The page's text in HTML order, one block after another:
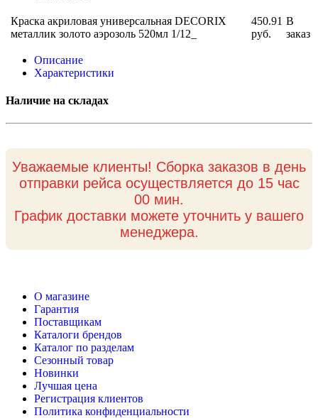
Краска акриловая универсальная DECORIX
металлик золото аэрозоль 520мл 1/12_
450.91
руб.
В
заказ
Описание
Характеристики
Наличие на складах
Уважаемые клиенты! Сборка заказов в день
отправки рейса осуществляется до 15 час
00 мин.
График доставки можете уточнить у вашего
менеджера.
О магазине
Гарантия
Поставщикам
Каталоги брендов
Каталог по разделам
Сезонный товар
Новинки
Лучшая цена
Регистрация клиентов
Политика конфиденциальности